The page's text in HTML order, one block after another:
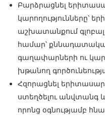
Բարձրացնել
կարողությունները՝
աշխատանքում գլոբալ
համար՝
գաղափարների ու
խթանող
Հզորացնել
ստեղծելու անվտանգ
որոնց օգնությամբ